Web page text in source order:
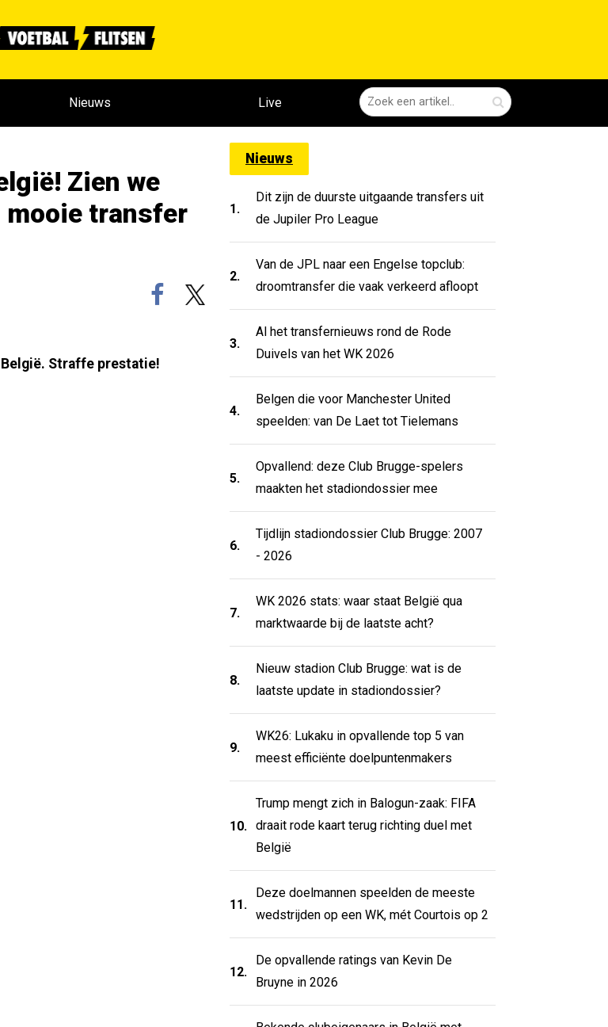
Nieuws Live
Zien we
mooie transfer
Straffe prestatie!
Nieuws
1.
Dit zijn de duurste uitgaande transfers uit
de Jupiler Pro League
2.
Van de JPL naar een Engelse topclub:
droomtransfer die vaak verkeerd afloopt
3.
Al het transfernieuws rond de Rode
Duivels van het WK 2026
4.
Belgen die voor Manchester United
speelden: van De Laet tot Tielemans
5.
Opvallend: deze Club Brugge-spelers
maakten het stadiondossier mee
6.
Tijdlijn stadiondossier Club Brugge: 2007
- 2026
7.
WK 2026 stats: waar staat België qua
marktwaarde bij de laatste acht?
8.
Nieuw stadion Club Brugge: wat is de
laatste update in stadiondossier?
9.
WK26: Lukaku in opvallende top 5 van
meest efficiënte doelpuntenmakers
10.
Trump mengt zich in Balogun-zaak: FIFA
draait rode kaart terug richting duel met
België
11.
Deze doelmannen speelden de meeste
wedstrijden op een WK, mét Courtois op 2
12.
De opvallende ratings van Kevin De
Bruyne in 2026